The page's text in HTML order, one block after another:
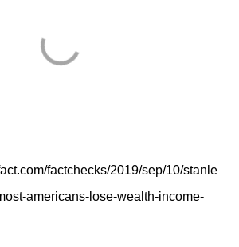
factchecks/2019/sep/10/stanle
americans-lose-wealth-income-